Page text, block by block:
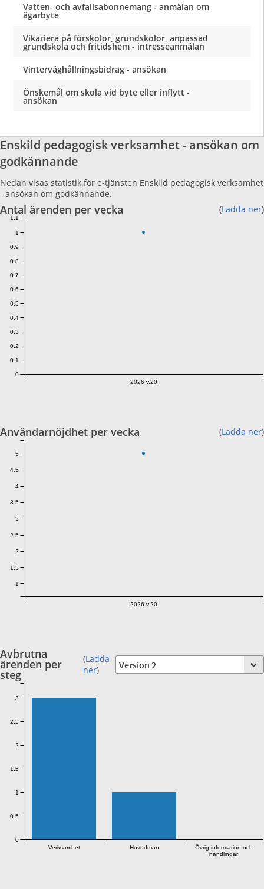
Vatten- och avfallsabonnemang - anmälan om
ägarbyte
Vikariera på förskolor, grundskolor, anpassad
grundskola och fritidshem - intresseanmälan
Vinterväghållningsbidrag - ansökan
Önskemål om skola vid byte eller inflytt -
ansökan
Enskild pedagogisk verksamhet - ansökan om
godkännande
Nedan visas statistik för e-tjänsten Enskild pedagogisk verksamhet
- ansökan om godkännande.
Antal ärenden per vecka (Ladda ner)
2026 v.20
0
0.1
0.2
0.3
0.4
0.5
0.6
0.7
0.8
0.9
1
1.1
Användarnöjdhet per vecka (Ladda ner)
2026 v.20
1
2
3
4
5
1.5
2.5
3.5
4.5
Avbrutna
ärenden per
steg
(Ladda
ner)
Verksamhet Huvudman
Övrig information och
handlingar
0
0.5
1
1.5
2
2.5
3